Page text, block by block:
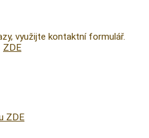
využijte kontaktní formulář.
ZDE
ZDE